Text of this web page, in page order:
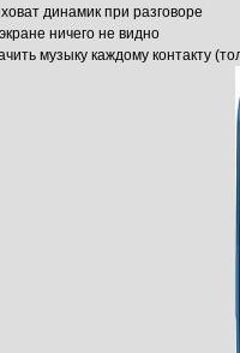
динамик при разговоре
ничего не видно
музыку каждому контакту